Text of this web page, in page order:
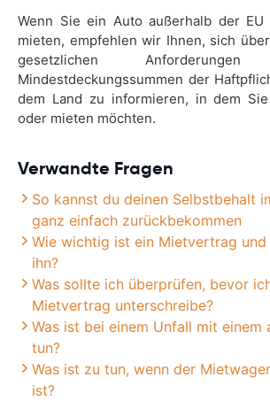
Wenn Sie ein Auto außerhalb der
mieten, empfehlen wir Ihnen, sich
gesetzlichen
Mindestdeckungssummen der
dem Land zu informieren, in dem
oder mieten möchten.
Verwandte Fragen
So kannst du deinen Selbstbehalt
ganz einfach zurückbekommen
Wie wichtig ist ein Mietvertrag und
ihn?
Was sollte ich überprüfen, bevor
Mietvertrag unterschreibe?
Was ist bei einem Unfall mit einem
tun?
Was ist zu tun, wenn der
ist?